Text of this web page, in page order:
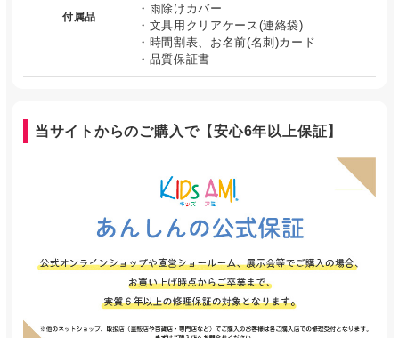
付属品
・雨除けカバー
・文具用クリアケース(連絡袋)
・時間割表、お名前(名刺)カード
・品質保証書
当サイトからのご購入で【安心6年以上保証】